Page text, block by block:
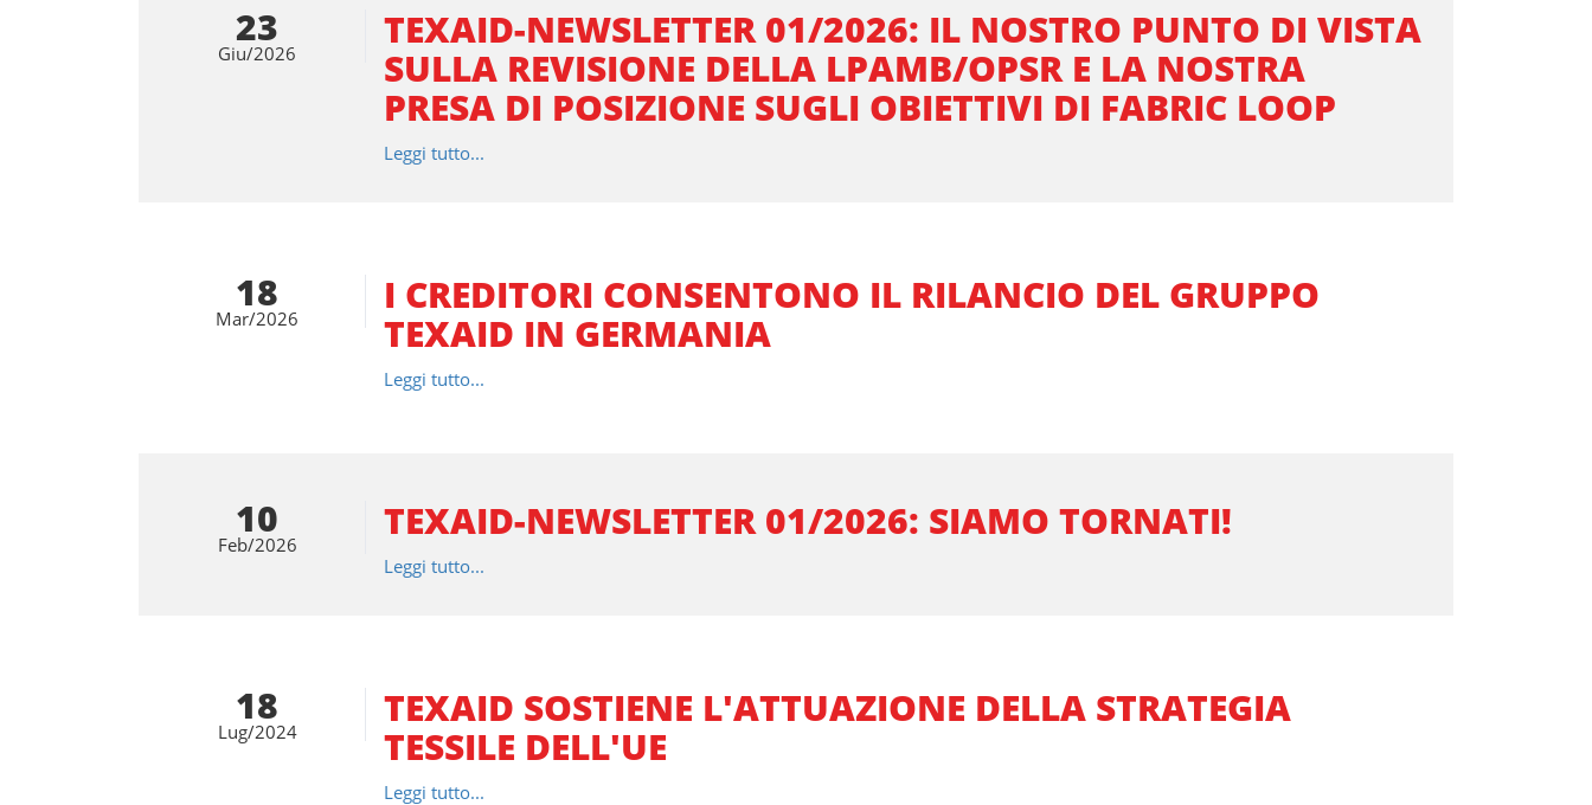
23
Giu/2026
TEXAID-NEWSLETTER 01/2026: IL NOSTRO PUNTO DI VISTA
SULLA REVISIONE DELLA LPAMB/OPSR E LA NOSTRA
PRESA DI POSIZIONE SUGLI OBIETTIVI DI FABRIC LOOP
Leggi tutto...
18
Mar/2026
I CREDITORI CONSENTONO IL RILANCIO DEL GRUPPO
TEXAID IN GERMANIA
Leggi tutto...
10
Feb/2026 TEXAID-NEWSLETTER 01/2026: SIAMO TORNATI!
Leggi tutto...
18
Lug/2024
TEXAID SOSTIENE L'ATTUAZIONE DELLA STRATEGIA
TESSILE DELL'UE
Leggi tutto...